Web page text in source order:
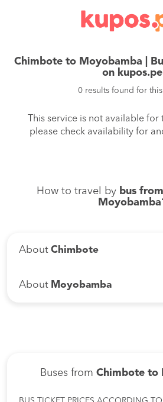
Chimbote to Moyobamba |
on kupos.pe
0 results found for
This service is not available
please check availability for
How to travel by bus
About Chimbote
About Moyobamba
Buses from Chimbote to